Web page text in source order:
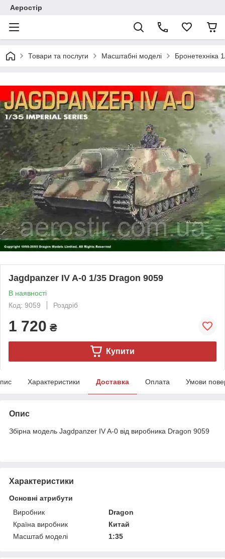
Аеростір
Товари та послуги Масштабні моделі Бронетехніка
Jagdpanzer IV A-0 1/35 Dragon 9059
В наявності
Код: 9059
Роздріб
1 720 ₴
Купити
Характеристики Доставка Оплата Умови
Опис
Збірна модель Jagdpanzer IV A-0 від виробника Dragon 9059
Характеристики
Основні атрибути
Виробник
Dragon
Країна виробник
Китай
Масштаб моделі
1:35